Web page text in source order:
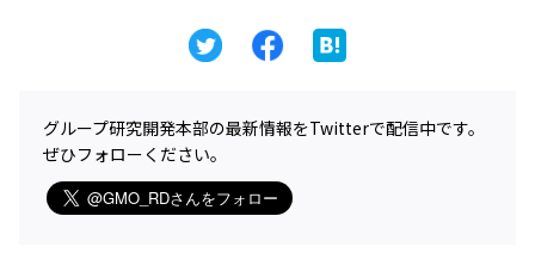
グループ研究開発本部の最新情報をTwitterで配信中です。
ぜひフォローください。